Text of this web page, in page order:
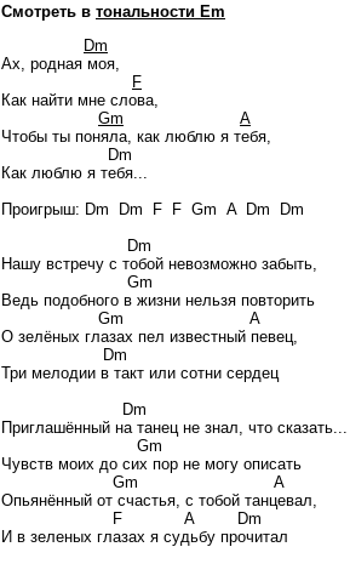
Смотреть в тональности Em
Dm
Ах, родная моя,
F
Как найти мне слова,
Gm
A
Чтобы ты поняла, как люблю я тебя,
Dm
Как люблю я тебя...
Проигрыш: Dm Dm F F Gm A Dm Dm
Dm
Нашу встречу с тобой невозможно забыть,
Gm
Ведь подобного в жизни нельзя повторить
Gm A
О зелёных глазах пел известный певец,
Dm
Три мелодии в такт или сотни сердец
Dm
Приглашённый на танец не знал, что сказать...
Gm
Чувств моих до сих пор не могу описать
Gm A
Опьянённый от счастья, с тобой танцевал,
F A Dm
И в зеленых глазах я судьбу прочитал